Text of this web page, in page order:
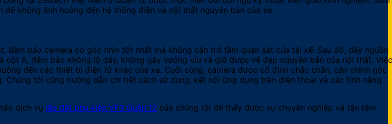
không ảnh hưởng đến hệ thống điện và nội thất nguyên bản của xe.
bảo camera có góc nhìn tốt nhất mà không cản trở tầm quan sát của tài xế. Sau đó, dây nguồn
A, đảm bảo không lộ dây, không gây vướng víu và giữ được vẻ đẹp nguyên bản của nội thất. Việc
đến các thiết bị điện tử khác của xe. Cuối cùng, camera được cố định chắc chắn, căn chỉnh góc
tôi cũng hướng dẫn chi tiết cách sử dụng, kết nối ứng dụng trên điện thoại và các tính năng
dịch vụ lắp đặt phụ kiện VF3 Quận 12 của chúng tôi để thấy được sự chuyên nghiệp và tận tâm